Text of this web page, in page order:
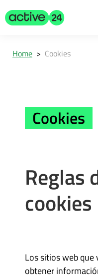
Home > Cookies
Cookies
Reglas
cookies
Los sitios web
obtener